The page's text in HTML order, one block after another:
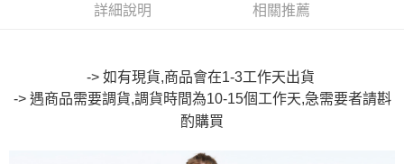
【大哥付你分期使用說明】
3.實際核准額度、可分期數及費用金額請依後續交易確認頁面所載為準。
4.訂單成立30分鐘內，如未前往確認交易或遇審核未通過，訂單將自動取
消。如遇「轉專審核」未通過狀況，表示未達大哥付你分期系統評分，恕無
AFTEE先享後付
AFTEE先享後付是「在收到商品之後才付款」的支付方式。 讓您購物簡單
便利好安心！
１．簡單：不需註冊會員、不需綁卡、不需儲值。
２．便利：只要手機號碼，簡訊認證，即可結帳。
詳細說明 相關推薦
-> 如有現貨,商品會在1-3工作天出貨
-> 遇商品需要調貨,調貨時間為10-15個工作天,急需要者請斟
酌購買